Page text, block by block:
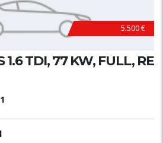
5.500 €
TDI, 77 KW, FULL, RE